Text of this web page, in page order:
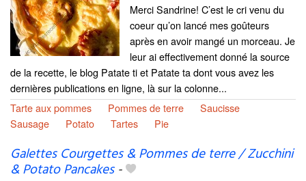
Merci Sandrine! C’est le cri venu du
coeur qu’on lancé mes goûteurs
après en avoir mangé un morceau. Je
leur ai effectivement donné la source
de la recette, le blog Patate ti et Patate ta dont vous avez les
dernières publications en ligne, là sur la colonne...
Tarte aux pommes
Pommes de terre
Saucisse
Sausage
Potato Tartes Pie
Galettes Courgettes & Pommes de terre / Zucchini
& Potato Pancakes-